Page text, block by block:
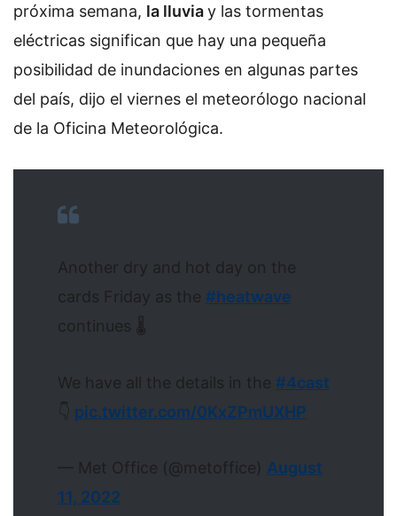
próxima semana, la lluviay las tormentas
eléctricas significan que hay una pequeña
posibilidad de inundaciones en algunas partes
del país, dijo el viernes el meteorólogo nacional
de la Oficina Meteorológica.
Another dry and hot day on the
cards Friday as the #heatwave
continues 🌡️
We have all the details in the #4cast
pic.twitter.com/0KxZPmUXHP
— Met Office (@metoffice) August
11, 2022